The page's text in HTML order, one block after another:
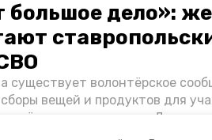
большое дело»:
существует волонтёрское
вещей и продуктов для
всё это на передовую. Девушки